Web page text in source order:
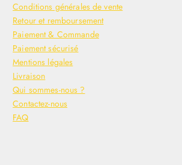
Conditions générales de vente
Retour et remboursement
Paiement & Commande
Paiement sécurisé
Mentions légales
Livraison
Qui sommes-nous ?
Contactez-nous
FAQ